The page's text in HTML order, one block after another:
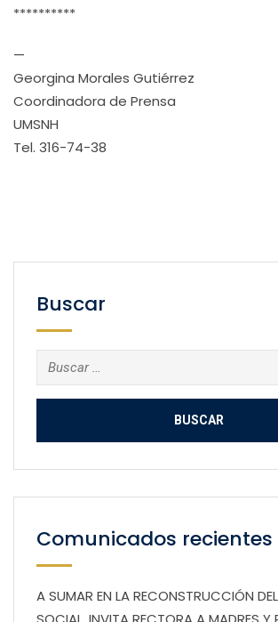
**********
—
Georgina Morales Gutiérrez
Coordinadora de Prensa
UMSNH
Tel. 316-74-38
Buscar
Buscar:
Comunicados recientes
A SUMAR EN LA RECONSTRUCCIÓN